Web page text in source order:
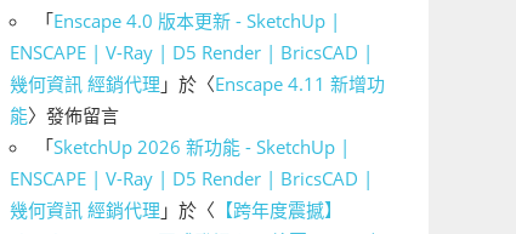
「Enscape 4.0 版本更新 - SketchUp |
ENSCAPE | V-Ray | D5 Render | BricsCAD |
幾何資訊 經銷代理 」於〈Enscape 4.11 新增功
能〉發佈留言
「SketchUp 2026 新功能 - SketchUp |
ENSCAPE | V-Ray | D5 Render | BricsCAD |
幾何資訊 經銷代理 」於〈 【跨年度震撼】